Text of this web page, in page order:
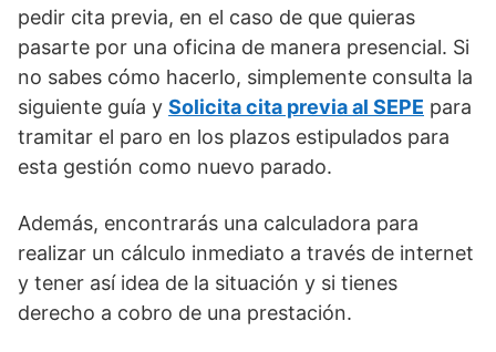
pedir cita previa, en el caso de que quieras
pasarte por una oficina de manera presencial. Si
no sabes cómo hacerlo, simplemente consulta la
siguiente guía y Solicita cita previa al SEPE para
tramitar el paro en los plazos estipulados para
esta gestión como nuevo parado.
Además, encontrarás una calculadora para
realizar un cálculo inmediato a través de internet
y tener así idea de la situación y si tienes
derecho a cobro de una prestación.